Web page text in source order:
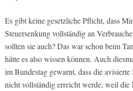
Es gibt keine gesetzliche Pflicht, dass
Steuersenkung vollständig an
sollten sie auch? Das war schon beim
hätte es also wissen können. Auch
im Bundestag gewarnt, dass die
nicht vollständig erreicht werde, weil die